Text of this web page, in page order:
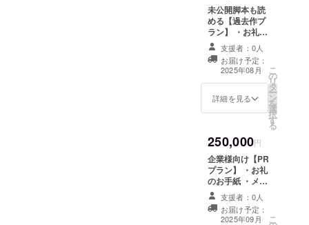
定） ・制作陣コ
メントブッ
ク/24p（予定）
・DVD/Blu-ray
・今作脚本 紙媒
体でのお届けで
す。 ・お話会
（オンライン/オ
フライン未定）
※オフラインの場
いたします。
アルを使用した
ステッカーとな
る予定です。 商
品サイズ：最大
6cm×8cm （予
定） ・先行視聴
URL ・未公
開/NGシーン特
別総集編視聴
URL ・ブロマイ
ドセット お届け
リジナルフォト
ブック/24p（予
定） ・制作陣コ
メントブッ
ク/24p（予定）
・DVD/Blu-ray
・今作脚本 紙媒
体でのお届けで
未公開脚本も読
める【過去作プ
ラン】 ・お礼の
お手紙 ・メディ
アアートゼミ展
示会/卒業制作展
案内 開催地：未
定（御茶ノ水近
郊） 詳細はメー
ンビジュアルを
使用したステッ
カーとなる予定
です。 商品サイ
ズ：最大
6cm×8cm （予
定） ・先行視聴
URL ・未公
支援者：0人
お届け予定：
2025年08月
詳細を見る
こ
の
リ
タ
ー
ン
を
選
択
す
る
250,000円
企業様向け【PR
プラン】 ・お礼
のお手紙 ・メ
ディアアートゼ
ミ展示会/卒業制
作展案内 開催
支援者：0人
お届け予定：
2025年09月
こ